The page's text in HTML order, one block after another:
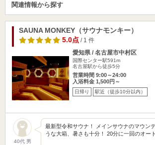
関連情報から探す
SAUNA MONKEY（サウナモンキー）
5.0点/ 1 件
愛知県 / 名古屋市中村区
国際センター駅591m
名古屋駅から徒歩5分
営業時間 9:00～24:00
入浴料金 1,500円～
日帰り 駅近（徒歩10分以内）
40代 男
最新型令和サウナ！ メインサウナのマウン
うな大箱、暑さも十分！ 20分に一回のオー